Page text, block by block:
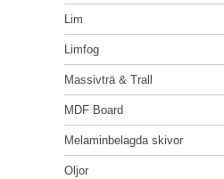
MASSIVTRÄ & TRALL
MDF BOARD
MELAMINBELAGDA SKIVOR
OLJOR
Lim
Limfog
Massivträ & Trall
MDF Board
Melaminbelagda skivor
Oljor